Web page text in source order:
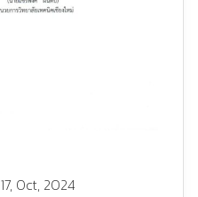
17, Oct, 2024